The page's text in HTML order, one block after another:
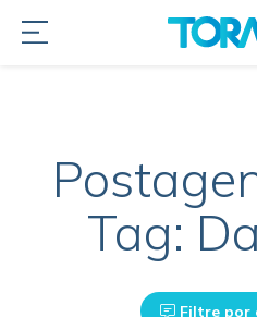
Tag:
Filtre por